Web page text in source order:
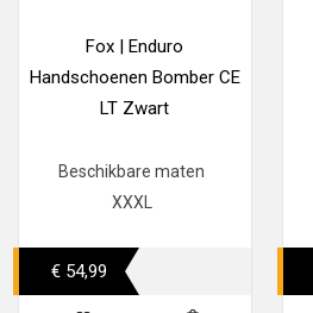
Fox | Enduro
Handschoenen Bomber CE
LT Zwart
Beschikbare maten
XXXL
€ 54,99